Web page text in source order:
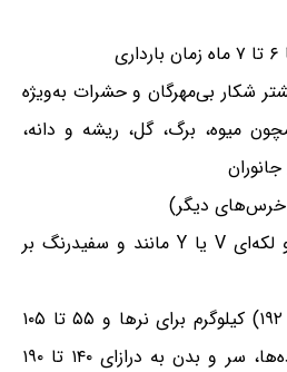
شکار بی‌مهرگان و حشرات به‌ویژه
میوه، برگ، گل، ریشه و دانه،
خرس‌های دیگر)
سیاه، با پوزه‌ی روشن و لکه‌ای V یا Y مانند و سفیدرنگ بر
وزن ۸۰ تا ۱۴۵ (گاه تا ۱۹۲) کیلوگرم برای نرها و ۵۵ تا ۱۰۵
(گاه تا ۱۲۴) کیلوگرم برای ماده‌ها، سر و بدن به درازای ۱۴۰ تا ۱۹۰